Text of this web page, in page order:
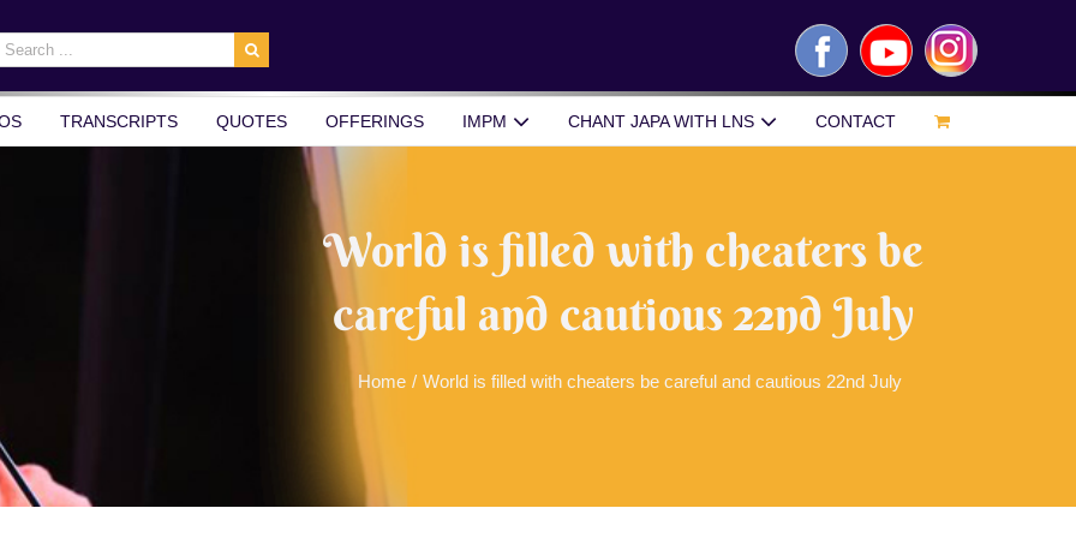
FacebookYouTubeInstagram
TRANSCRIPTS QUOTES OFFERINGS IMPM CHANT JAPA WITH LNS CONTACT
World is filled with cheaters be
careful and cautious 22nd July
Home / World is filled with cheaters be careful and cautious 22nd July